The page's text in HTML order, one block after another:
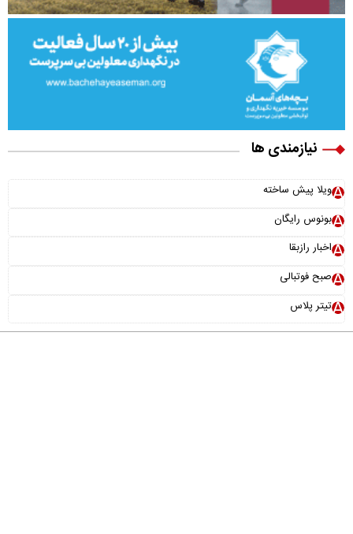
نیازمندی ها
ویلا پیش ساخته
بونوس رایگان
اخبار رازبقا
صبح فوتبالی
تیتر پلاس